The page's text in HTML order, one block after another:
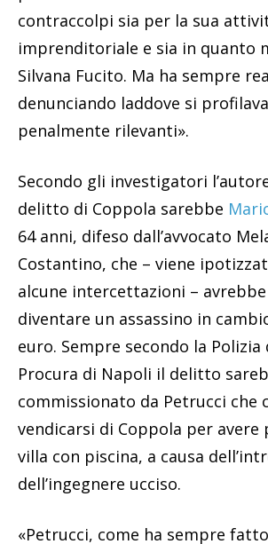
contraccolpi sia per la sua
imprenditoriale e sia in quanto
Silvana Fucito. Ma ha sempre
denunciando laddove si
penalmente rilevanti».
Secondo gli investigatori
delitto di Coppola sarebbe
64 anni, difeso dall’avvocato
Costantino, che – viene
alcune intercettazioni –
diventare un assassino in
euro. Sempre secondo la Polizia
Procura di Napoli il delitto
commissionato da Petrucci che
vendicarsi di Coppola per avere
villa con piscina, a causa
dell’ingegnere ucciso.
«Petrucci, come ha sempre